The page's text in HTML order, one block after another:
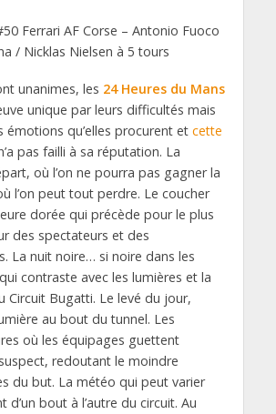
Ferrari AF Corse – Antonio Fuoco
/ Nicklas Nielsen à 5 tours
unanimes, les 24 Heures du Mans
unique par leurs difficultés mais
émotions qu’elles procurent et cette
pas failli à sa réputation. La
où l’on ne pourra pas gagner la
l’on peut tout perdre. Le coucher
dorée qui précède pour le plus
des spectateurs et des
La nuit noire… si noire dans les
contraste avec les lumières et la
Circuit Bugatti. Le levé du jour,
au bout du tunnel. Les
où les équipages guettent
redoutant le moindre
du but. La météo qui peut varier
d’un bout à l’autre du circuit. Au